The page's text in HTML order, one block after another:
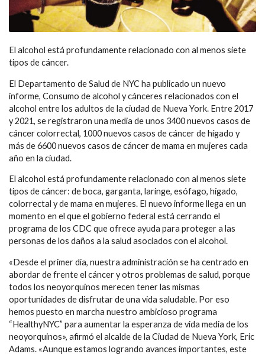
El alcohol está profundamente relacionado con al menos siete
tipos de cáncer.
El Departamento de Salud de NYC ha publicado un nuevo
informe, Consumo de alcohol y cánceres relacionados con el
alcohol entre los adultos de la ciudad de Nueva York. Entre 2017
y 2021, se registraron una media de unos 3400 nuevos casos de
cáncer colorrectal, 1000 nuevos casos de cáncer de hígado y
más de 6600 nuevos casos de cáncer de mama en mujeres cada
año en la ciudad.
El alcohol está profundamente relacionado con al menos siete
tipos de cáncer: de boca, garganta, laringe, esófago, hígado,
colorrectal y de mama en mujeres. El nuevo informe llega en un
momento en el que el gobierno federal está cerrando el
programa de los CDC que ofrece ayuda para proteger a las
personas de los daños a la salud asociados con el alcohol.
«Desde el primer día, nuestra administración se ha centrado en
abordar de frente el cáncer y otros problemas de salud, porque
todos los neoyorquinos merecen tener las mismas
oportunidades de disfrutar de una vida saludable. Por eso
hemos puesto en marcha nuestro ambicioso programa
“HealthyNYC” para aumentar la esperanza de vida media de los
neoyorquinos», afirmó el alcalde de la Ciudad de Nueva York, Eric
Adams. «Aunque estamos logrando avances importantes, este